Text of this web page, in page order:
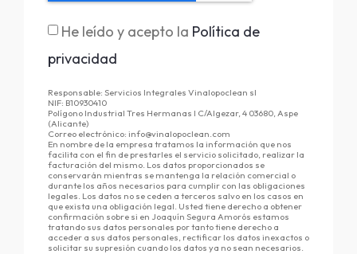
He leído y acepto la Política de
privacidad
Responsable: Servicios Integrales Vinalopoclean sl
NIF: B10930410
Polígono Industrial Tres Hermanas I C/Algezar, 4 03680, Aspe
(Alicante)
Correo electrónico: info@vinalopoclean.com
En nombre de la empresa tratamos la información que nos
facilita con el fin de prestarles el servicio solicitado, realizar la
facturación del mismo. Los datos proporcionados se
conservarán mientras se mantenga la relación comercial o
durante los años necesarios para cumplir con las obligaciones
legales. Los datos no se ceden a terceros salvo en los casos en
que exista una obligación legal. Usted tiene derecho a obtener
confirmación sobre si en Joaquín Segura Amorós estamos
tratando sus datos personales por tanto tiene derecho a
acceder a sus datos personales, rectificar los datos inexactos o
solicitar su supresión cuando los datos ya no sean necesarios.